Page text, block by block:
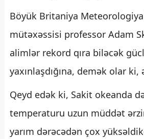
Böyük Britaniya
mütəxəssisi professor Adam
alimlər rekord qıra biləcək
yaxınlaşdığına, demək olar ki,
Qeyd edək ki, Sakit okeanda
temperaturu uzun müddət
yarım dərəcədən çox